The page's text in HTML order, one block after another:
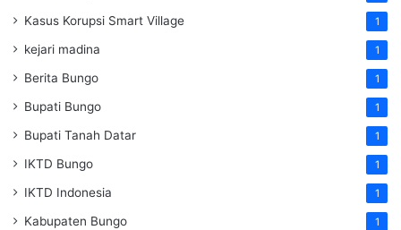
Kasus Korupsi Smart Village 1
kejari madina 1
Berita Bungo 1
Bupati Bungo 1
Bupati Tanah Datar 1
IKTD Bungo 1
IKTD Indonesia 1
Kabupaten Bungo 1